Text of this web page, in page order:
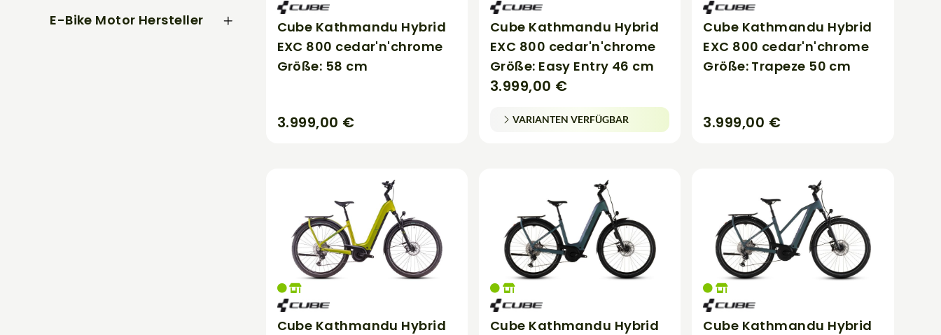
1000
E-Bike Motor Hersteller
Cube Kathmandu Hybrid
EXC 800 cedar'n'chrome
Größe: 58 cm
3.999,00 €
Cube Kathmandu Hybrid
EXC 800 cedar'n'chrome
Größe: Easy Entry 46 cm
3.999,00 €
VARIANTEN VERFÜGBAR
Cube Kathmandu Hybrid
EXC 800 cedar'n'chrome
Größe: Trapeze 50 cm
3.999,00 €
Cube Kathmandu Hybrid
Cube Kathmandu Hybrid
Cube Kathmandu Hybrid